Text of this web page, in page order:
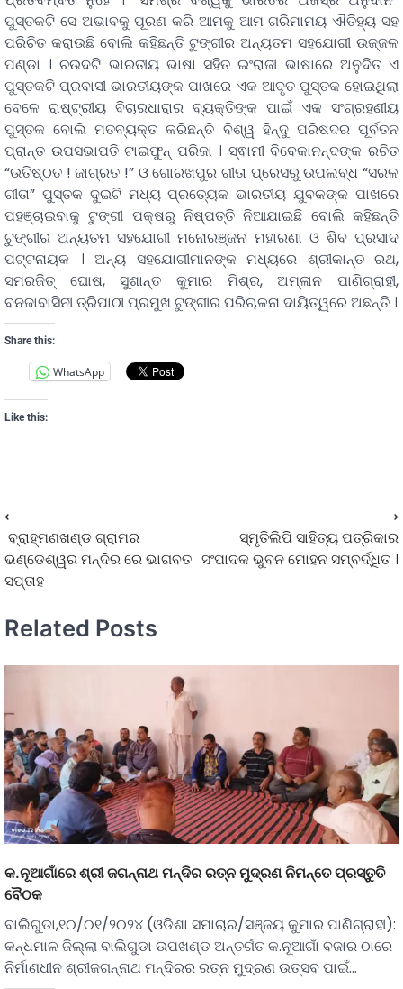
ପୁସ୍ତକଟି ସେ ଅଭାବକୁ ପୂରଣ କରି ଆମକୁ ଆମ ଗରିମାମୟ ଐତିହ୍ୟ ସହ
ପରିଚିତ କରାଉଛି ବୋଲି କହିଛନ୍ତି ଟୁଙ୍ଗୀର ଅନ୍ୟତମ ସହଯୋଗୀ ଉଜ୍ଜଳ
ପଣ୍ଡା । ଚଉଦଟି ଭାରତୀୟ ଭାଷା ସହିତ ଇଂରାଜୀ ଭାଷାରେ ଅନୁଦିତ ଏ
ପୁସ୍ତକଟି ପ୍ରବାସୀ ଭାରତୀୟଙ୍କ ପାଖରେ ଏକ ଆଦୃତ ପୁସ୍ତକ ହୋଇଥିଲା
ବେଳେ ରାଷ୍ଟ୍ରୀୟ ବିଚାରଧାରାର ବ୍ୟକ୍ତିଙ୍କ ପାଇଁ ଏକ ସଂଗ୍ରହଣୀୟ
ପୁସ୍ତକ ବୋଲି ମତବ୍ୟକ୍ତ କରିଛନ୍ତି ବିଶ୍ୱ ହିନ୍ଦୁ ପରିଷଦର ପୂର୍ବତନ
ପ୍ରାନ୍ତ ଉପସଭାପତି ଟାଇଫୁନ୍ ପରିଜା । ସ୍ଵାମୀ ବିବେକାନନ୍ଦଙ୍କ ରଚିତ
“ଉତିଷ୍ଠତ ! ଜାଗ୍ରତ !” ଓ ଗୋରଖପୁର ଗୀତା ପ୍ରେସରୁ ଉପଲବ୍ଧ “ସରଳ
ଗୀତା” ପୁସ୍ତକ ଦୁଇଟି ମଧ୍ୟ ପ୍ରତ୍ୟେକ ଭାରତୀୟ ଯୁବକଙ୍କ ପାଖରେ
ପହଞ୍ଚାଇବାକୁ ଟୁଙ୍ଗୀ ପକ୍ଷରୁ ନିଷ୍ପତ୍ତି ନିଆଯାଇଛି ବୋଲି କହିଛନ୍ତି
ଟୁଙ୍ଗୀର ଅନ୍ୟତମ ସହଯୋଗୀ ମନୋରଞ୍ଜନ ମହାରଣା ଓ ଶିବ ପ୍ରସାଦ
ପଟ୍ଟନାୟକ । ଅନ୍ୟ ସହଯୋଗୀମାନଙ୍କ ମଧ୍ୟରେ ଶ୍ରୀକାନ୍ତ ରଥ,
ସମରଜିତ୍ ଘୋଷ, ସୁଶାନ୍ତ କୁମାର ମିଶ୍ର, ଅମ୍ଳାନ ପାଣିଗ୍ରାହୀ,
ବନଜାବାସିନୀ ତ୍ରିପାଠୀ ପ୍ରମୁଖ ଟୁଙ୍ଗୀର ପରିଚାଳନା ଦାୟିତ୍ୱରେ ଅଛନ୍ତି ।
Share this:
WhatsApp
Like this:
⟵
ବ୍ରାହ୍ମଣଖଣ୍ଡ ଗ୍ରାମର
ଭଣ୍ଡେଶ୍ୱର ମନ୍ଦିର ରେ ଭାଗବତ
ସପ୍ତାହ
ସ୍ମୃତିଲିପି ସାହିତ୍ୟ ପତ୍ରିକାର
ସଂପାଦକ ଭୁବନ ମୋହନ ସମ୍ବର୍ଦ୍ଧିତ ।
⟶
Related Posts
କ.ନୂଆଗାଁରେ ଶ୍ରୀ ଜଗନ୍ନାଥ ମନ୍ଦିର ରତ୍ନ ମୁଦ୍ରଣ ନିମନ୍ତେ ପ୍ରସ୍ତୁତି
ବୈଠକ
ବାଲିଗୁଡା,୧୦/୦୧/୨୦୨୪ (ଓଡିଶା ସମାଚାର/ସଞ୍ଜୟ କୁମାର ପାଣିଗ୍ରାହୀ):
କନ୍ଧମାଳ ଜିଲ୍ଲା ବାଲିଗୁଡା ଉପଖଣ୍ଡ ଅନ୍ତର୍ଗତ କ.ନୂଆଗାଁ ବଜାର ଠାରେ
ନିର୍ମାଣଧୀନ ଶ୍ରୀଜଗନ୍ନାଥ ମନ୍ଦିରର ରତ୍ନ ମୁଦ୍ରଣ ଉତ୍ସବ ପାଇଁ…